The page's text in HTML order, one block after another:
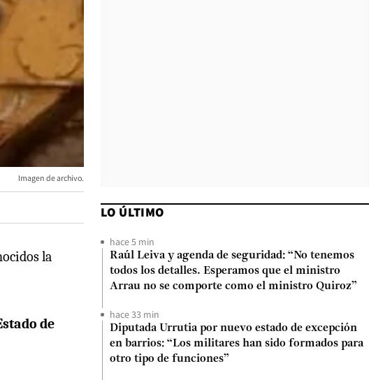
Imagen de archivo.
la
de
LO ÚLTIMO
hace 5 min
Raúl Leiva y agenda de seguridad: “No tenemos
todos los detalles. Esperamos que el ministro
Arrau no se comporte como el ministro Quiroz”
hace 33 min
Diputada Urrutia por nuevo estado de excepción
en barrios: “Los militares han sido formados para
otro tipo de funciones”